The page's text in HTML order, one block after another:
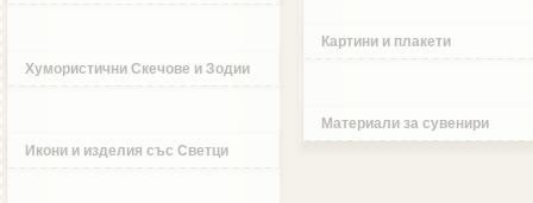
Хумористични Скечове и Зодии
Икони и изделия със Светци
Картини и плакети
Материали за сувенири